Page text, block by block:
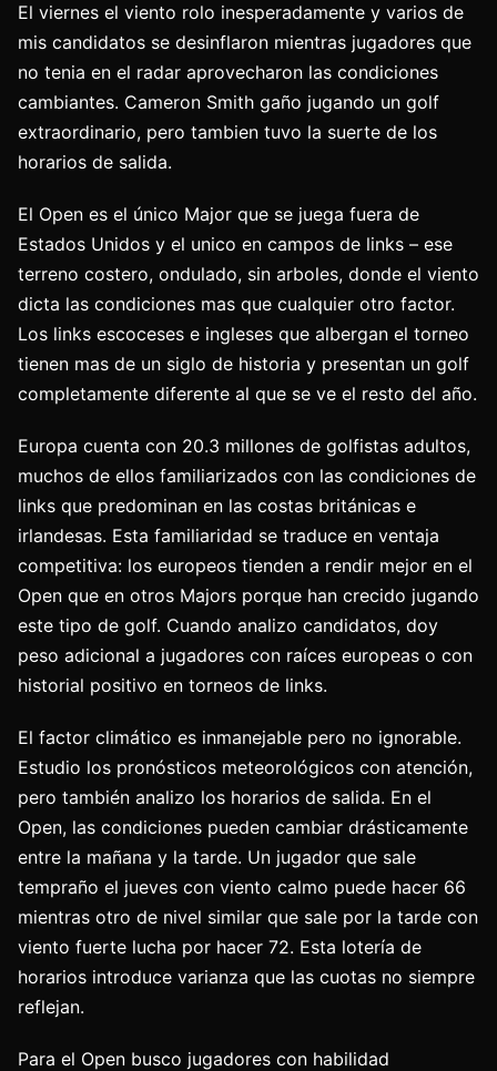
El viernes el viento rolo inesperadamente y varios de
mis candidatos se desinflaron mientras jugadores que
no tenia en el radar aprovecharon las condiciones
cambiantes. Cameron Smith gaño jugando un golf
extraordinario, pero tambien tuvo la suerte de los
horarios de salida.
El Open es el único Major que se juega fuera de
Estados Unidos y el unico en campos de links – ese
terreno costero, ondulado, sin arboles, donde el viento
dicta las condiciones mas que cualquier otro factor.
Los links escoceses e ingleses que albergan el torneo
tienen mas de un siglo de historia y presentan un golf
completamente diferente al que se ve el resto del año.
Europa cuenta con 20.3 millones de golfistas adultos,
muchos de ellos familiarizados con las condiciones de
links que predominan en las costas británicas e
irlandesas. Esta familiaridad se traduce en ventaja
competitiva: los europeos tienden a rendir mejor en el
Open que en otros Majors porque han crecido jugando
este tipo de golf. Cuando analizo candidatos, doy
peso adicional a jugadores con raíces europeas o con
historial positivo en torneos de links.
El factor climático es inmanejable pero no ignorable.
Estudio los pronósticos meteorológicos con atención,
pero también analizo los horarios de salida. En el
Open, las condiciones pueden cambiar drásticamente
entre la mañana y la tarde. Un jugador que sale
tempraño el jueves con viento calmo puede hacer 66
mientras otro de nivel similar que sale por la tarde con
viento fuerte lucha por hacer 72. Esta lotería de
horarios introduce varianza que las cuotas no siempre
reflejan.
Para el Open busco jugadores con habilidad